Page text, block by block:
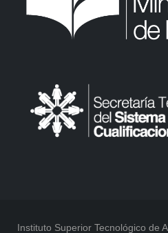
Instituto Superior Tecnológico de